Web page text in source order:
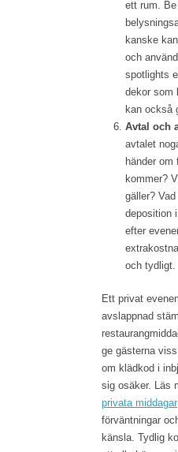
ett rum.
kanske
och
spotlights
dekor som
kan också
Avtal och
avtalet
händer om
kommer?
gäller?
deposition
efter
och tydligt.
Ett privat
avslappnad
ge gästerna
om klädkod i
sig osäker. Läs
privata middagar
förväntningar
känsla. Tydlig